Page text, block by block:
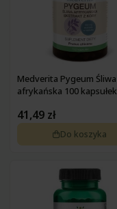
Medverita Pygeum Śliwa
afrykańska 100 kapsułek
41,49 zł
Do koszyka